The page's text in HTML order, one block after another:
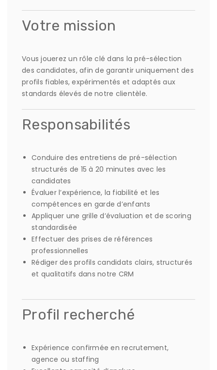
Votre mission
Vous jouerez un rôle clé dans la pré-sélection
des candidates, afin de garantir uniquement des
profils fiables, expérimentés et adaptés aux
standards élevés de notre clientèle.
Responsabilités
Conduire des entretiens de pré-sélection
structurés de 15 à 20 minutes avec les
candidates
Évaluer l’expérience, la fiabilité et les
compétences en garde d’enfants
Appliquer une grille d’évaluation et de scoring
standardisée
Effectuer des prises de références
professionnelles
Rédiger des profils candidats clairs, structurés
et qualitatifs dans notre CRM
Profil recherché
Expérience confirmée en recrutement,
agence ou staffing